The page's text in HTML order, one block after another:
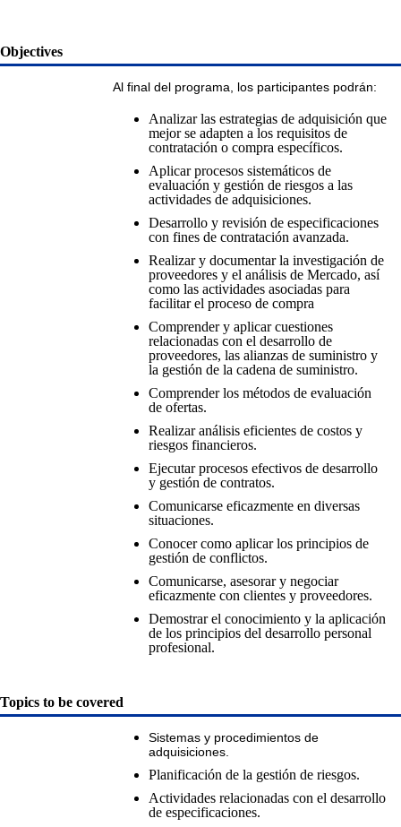
Objectives
Al final del programa, los participantes podrán:
Analizar las estrategias de adquisición que
mejor se adapten a los requisitos de
contratación o compra específicos.
Aplicar procesos sistemáticos de
evaluación y gestión de riesgos a las
actividades de adquisiciones.
Desarrollo y revisión de especificaciones
con fines de contratación avanzada.
Realizar y documentar la investigación de
proveedores y el análisis de Mercado, así
como las actividades asociadas para
facilitar el proceso de compra
Comprender y aplicar cuestiones
relacionadas con el desarrollo de
proveedores, las alianzas de suministro y
la gestión de la cadena de suministro.
Comprender los métodos de evaluación
de ofertas.
Realizar análisis eficientes de costos y
riesgos financieros.
Ejecutar procesos efectivos de desarrollo
y gestión de contratos.
Comunicarse eficazmente en diversas
situaciones.
Conocer como aplicar los principios de
gestión de conflictos.
Comunicarse, asesorar y negociar
eficazmente con clientes y proveedores.
Demostrar el conocimiento y la aplicación
de los principios del desarrollo personal
profesional.
Topics to be covered
Sistemas y procedimientos de
adquisiciones.
Planificación de la gestión de riesgos.
Actividades relacionadas con el desarrollo
de especificaciones.